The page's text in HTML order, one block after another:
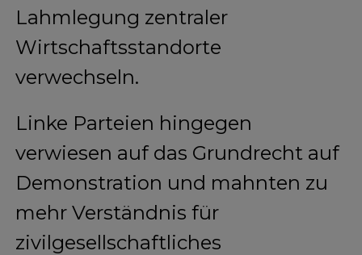
Lahmlegung zentraler
Wirtschaftsstandorte
verwechseln.
Linke Parteien hingegen
verwiesen auf das Grundrecht auf
Demonstration und mahnten zu
mehr Verständnis für
zivilgesellschaftliches